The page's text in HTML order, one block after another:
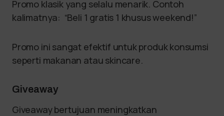
Promo klasik yang selalu menarik. Contoh
kalimatnya: “Beli 1 gratis 1 khusus weekend!”
Promo ini sangat efektif untuk produk konsumsi
seperti makanan atau skincare.
Giveaway
Giveaway bertujuan meningkatkan